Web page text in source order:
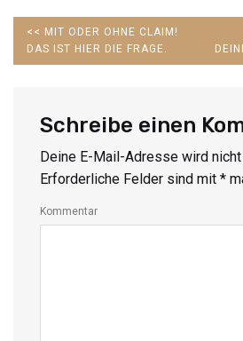
<< PREVIOUS
POST:
MIT ODER OHNE CLAIM!
DAS IST HIER DIE FRAGE.
Schreibe einen
Deine E-Mail-Adresse wird
Erforderliche Felder sind mit *
Kommentar